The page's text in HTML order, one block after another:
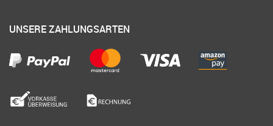
UNSERE ZAHLUNGSARTEN